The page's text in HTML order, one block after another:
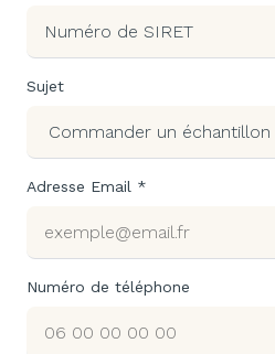
Sujet
Adresse Email *
Numéro de téléphone